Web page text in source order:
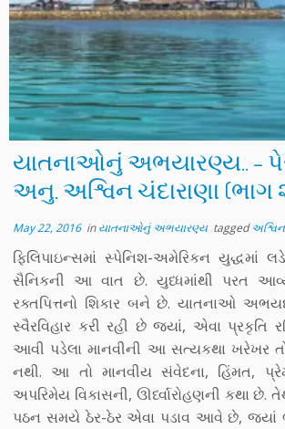
યાતનાઓનું અભયારણ્ય.. –
અનુ. અશ્વિન ચંદારાણા (ભાગ
May 22, 2016inયાતનાઓનું અભયારણ્ય tagged
ફિલિપાઇન્સમાં સ્પેનિશ-અમેરિકન યુદ્ધમાં
સૈનિકની આ વાત છે. યુધ્ધમાંથી પરત
રક્તપિત્તનો શિકાર બને છે. યાતનાઓ
સ્વૈરવિહાર કરી રહી છે જ્યાં, એવા પ્રકૃતિ
આવી પડેલા માનવીની આ સત્યકથા ખરેખર
નથી. આ તો માનવીય સંવેદના, હિંમત,
અપરિમેય વિકાસની, ઊર્ધ્વારોહણની કથા છે.
પઠન સમયે ઠેર-ઠેર એવા પડાવ આવે છે,